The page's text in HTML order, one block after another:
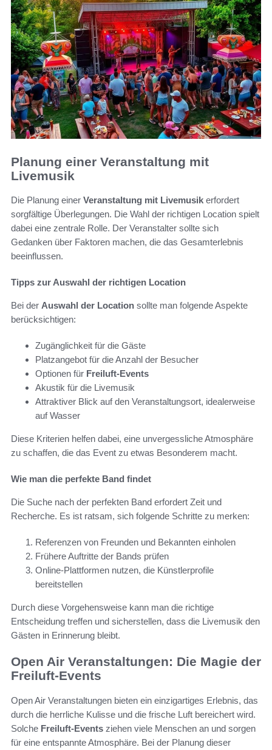
Planung einer Veranstaltung mit
Livemusik
Die Planung einer Veranstaltung mit Livemusik erfordert
sorgfältige Überlegungen. Die Wahl der richtigen Location spielt
dabei eine zentrale Rolle. Der Veranstalter sollte sich
Gedanken über Faktoren machen, die das Gesamterlebnis
beeinflussen.
Tipps zur Auswahl der richtigen Location
Bei der Auswahl der Location sollte man folgende Aspekte
berücksichtigen:
Zugänglichkeit für die Gäste
Platzangebot für die Anzahl der Besucher
Optionen für Freiluft-Events
Akustik für die Livemusik
Attraktiver Blick auf den Veranstaltungsort, idealerweise
auf Wasser
Diese Kriterien helfen dabei, eine unvergessliche Atmosphäre
zu schaffen, die das Event zu etwas Besonderem macht.
Wie man die perfekte Band findet
Die Suche nach der perfekten Band erfordert Zeit und
Recherche. Es ist ratsam, sich folgende Schritte zu merken:
Referenzen von Freunden und Bekannten einholen
Frühere Auftritte der Bands prüfen
Online-Plattformen nutzen, die Künstlerprofile
bereitstellen
Durch diese Vorgehensweise kann man die richtige
Entscheidung treffen und sicherstellen, dass die Livemusik den
Gästen in Erinnerung bleibt.
Open Air Veranstaltungen: Die Magie der
Freiluft-Events
Open Air Veranstaltungen bieten ein einzigartiges Erlebnis, das
durch die herrliche Kulisse und die frische Luft bereichert wird.
Solche Freiluft-Events ziehen viele Menschen an und sorgen
für eine entspannte Atmosphäre. Bei der Planung dieser